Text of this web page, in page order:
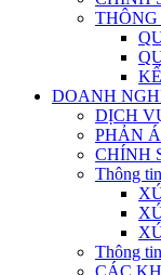
DOANH
DỊCH
PHẢN
CHÍNH
Thông
Thông
CÁC